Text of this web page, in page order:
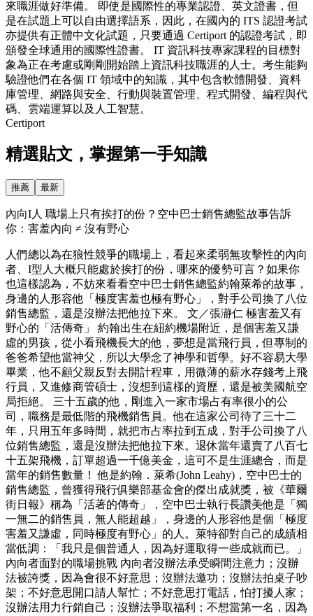
來職涯做好準備。 即使是國際性的專業認證、英文證書，但
是在試題上可以自由選擇語系，因此，在國內的 ITS 認證考試
亦提供有正體中文化試題，只要通過 Certiport 的認證考試，即
頒發全球通用的國際性證書。 IT 資訊科技專家課程的目標對
象為正在考慮或剛剛開始踏上資訊科技職涯的人士。考生能夠
驗證他們在各個 IT 領域中的知識，其中包含軟體開發、資料
庫管理、網路與安全、行動與裝置管理、程式開發、編程與代
碼、雲端運算以及人工智慧。
Certiport
精選貼文，掌握第一手知識
推薦 最新
內向I人 職場上只有挨打的份？空中巴士銷售總監故事告訴
你：害羞內向 ≠ 沒有野心
人們總以為在狼性競爭的職場上，看起來柔弱無攻擊性的內向
者、I型人大概只能處於挨打的份，哪來的優勢可言？如果你
也這樣認為，不妨來看看空中巴士銷售總監約翰萊希的故事，
身邊的人形容他「極度害羞也極有野心」，對手公司換了八位
銷售總監，還是沒辦法把他拉下來。 文／張瀞仁 極害羞又有
野心的「活傳奇」 約翰出生在紐約機場附近，是個害羞又謙
虛的男孩，從小看飛機長大的他，夢想是當飛行員，但專制的
爸爸希望他當神父，所以大學念了神學和哲學。好不容易大學
畢業，他不顧父親反對去開計程車，用微薄的薪水存錢考上飛
行員，又進修商管碩士，沒想到這樣的資歷，還是被美國航空
局拒絕。 三十五歲的他，剛進入一家市場占有率很小的公
司，職務是最低階的飛機銷售員。他在這家公司待了三十二
年，只用五年多時間，就把市占率拉到五成，對手公司換了八
位銷售總監，還是沒辦法把他拉下來。退休當年還賣了八百七
十五架飛機，訂單超過一千億美金，這可不是生涯總合，而是
當年的銷售數量！ 他是約翰．萊希(John Leahy)，空中巴士的
銷售總監，曾獲得飛行俱樂部基金會的傑出成就獎，被《華爾
街日報》稱為「活著的傳奇」，空中巴士執行長讚美他是「獨
一無二的銷售員，無人能超越」，身邊的人形容他是個「極度
害羞又謙虛，同時極度有野心」的人。萊特卻對自己的成績相
當低調：「我只是個普通人，因為好運取得一些成就而已。」
內向者面對的職場挑戰 內向者沒辦法承受瞬間注意力；沒辦
法被誇獎，因為會很不好意思；沒辦法邀功；沒辦法拍桌子吵
架；不好意思開口請人幫忙；不好意思打電話，怕打擾人家；
沒辦法用力行銷自己；沒辦法爭取福利；不想當第一名，因為